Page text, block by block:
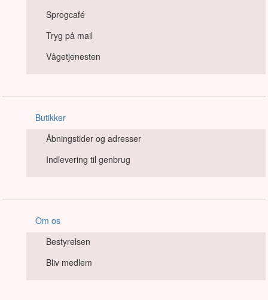
Landsindsamling
Sprogcafé
Tryg på mail
Vågetjenesten
Butikker
Åbningstider og adresser
Indlevering til genbrug
Om os
Bestyrelsen
Bliv medlem